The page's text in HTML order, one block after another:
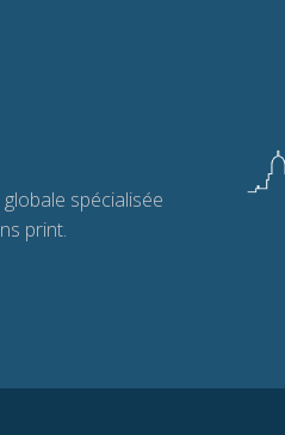
spécialisée
print.